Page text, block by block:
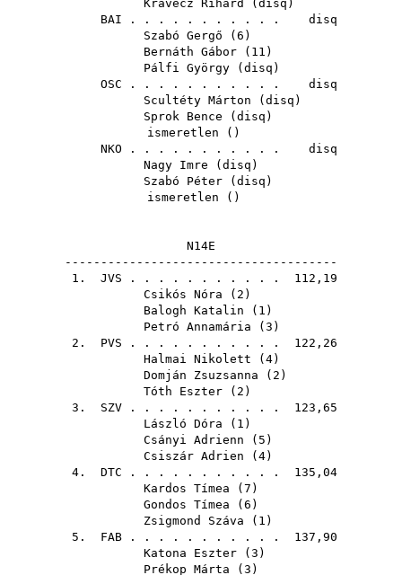
Kravecz Rihárd
( disq )
BAI . . . . . . . . . . . disq
Szabó Gergő ( 6 )
Bernáth Gábor ( 11 )
Pálfi György ( disq )
OSC . . . . . . . . . . . disq
Scultéty Márton ( disq )
Sprok Bence ( disq )
ismeretlen ()
NKO . . . . . . . . . . . disq
Nagy Imre ( disq )
Szabó Péter ( disq )
ismeretlen ()
N14E
--------------------------------------
1. JVS . . . . . . . . . . . 112,19
Csikós Nóra ( 2 )
Balogh Katalin ( 1 )
Petró Annamária ( 3 )
2. PVS . . . . . . . . . . . 122,26
Halmai Nikolett ( 4)
Domján Zsuzsanna ( 2 )
Tóth Eszter ( 2 )
3. SZV . . . . . . . . . . . 123,65
László Dóra ( 1 )
Csányi Adrienn ( 5 )
Csiszár Adrien ( 4)
4. DTC . . . . . . . . . . . 135,04
Kardos Tímea ( 7 )
Gondos Tímea ( 6 )
Zsigmond Száva ( 1 )
5. FAB . . . . . . . . . . . 137,90
Katona Eszter ( 3 )
Prékop Márta ( 3 )